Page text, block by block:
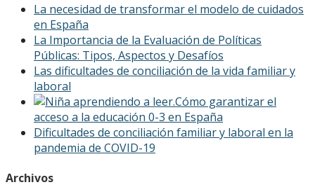
La necesidad de transformar el modelo de cuidados
en España
La Importancia de la Evaluación de Políticas
Públicas: Tipos, Aspectos y Desafíos
Las dificultades de conciliación de la vida familiar y
laboral
Cómo garantizar el
acceso a la educación 0-3 en España
Dificultades de conciliación familiar y laboral en la
pandemia de COVID-19
Archivos